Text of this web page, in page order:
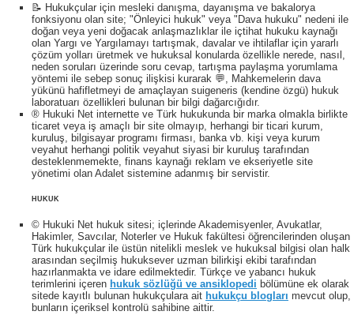
📝 Hukukçular için mesleki danışma, dayanışma ve bakalorya
fonksiyonu olan site; "Önleyici hukuk" veya "Dava hukuku" nedeni ile
doğan veya yeni doğacak anlaşmazlıklar ile içtihat hukuku kaynağı
olan Yargı ve Yargılamayı tartışmak, davalar ve ihtilaflar için yararlı
çözüm yolları üretmek ve hukuksal konularda özellikle nerede, nasıl,
neden soruları üzerinde soru cevap, tartışma paylaşma yorumlama
yöntemi ile sebep sonuç ilişkisi kurarak 💬, Mahkemelerin dava
yükünü hafifletmeyi de amaçlayan suigeneris (kendine özgü) hukuk
laboratuarı özellikleri bulunan bir bilgi dağarcığıdır.
® Hukuki Net internette ve Türk hukukunda bir marka olmakla birlikte
ticaret veya iş amaçlı bir site olmayıp, herhangi bir ticari kurum,
kuruluş, bilgisayar programı firması, banka vb. kişi veya kurum
veyahut herhangi politik veyahut siyasi bir kuruluş tarafından
desteklenmemekte, finans kaynağı reklam ve ekseriyetle site
yönetimi olan Adalet sistemine adanmış bir servistir.
HUKUK
© Hukuki Net hukuk sitesi; içlerinde Akademisyenler, Avukatlar,
Hakimler, Savcılar, Noterler ve Hukuk fakültesi öğrencilerinden oluşan
Türk hukukçular ile üstün nitelikli meslek ve hukuksal bilgisi olan halk
arasından seçilmiş hukuksever uzman bilirkişi ekibi tarafından
hazırlanmakta ve idare edilmektedir. Türkçe ve yabancı hukuk
terimlerini içeren hukuk sözlüğü ve ansiklopedi bölümüne ek olarak
sitede kayıtlı bulunan hukukçulara ait hukukçu blogları mevcut olup,
bunların içeriksel kontrolü sahibine aittir.